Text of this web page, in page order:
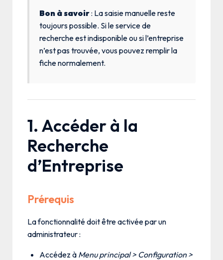
Bon à savoir: La saisie manuelle reste
toujours possible. Si le service de
recherche est indisponible ou si l’entreprise
n’est pas trouvée, vous pouvez remplir la
fiche normalement.
1. Accéder à la
Recherche
d’Entreprise
Prérequis
La fonctionnalité doit être activée par un
administrateur :
Accédez à Menu principal > Configuration >